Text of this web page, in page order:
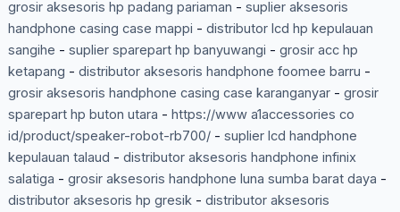
grosir aksesoris hp padang pariaman - suplier aksesoris
handphone casing case mappi - distributor lcd hp kepulauan
sangihe - suplier sparepart hp banyuwangi - grosir acc hp
ketapang - distributor aksesoris handphone foomee barru -
grosir aksesoris handphone casing case karanganyar- grosir
sparepart hp buton utara - https://www a1accessories co
id/product/speaker-robot-rb700/- suplier lcd handphone
kepulauan talaud - distributor aksesoris handphone infinix
salatiga - grosir aksesoris handphone luna sumba barat daya -
distributor aksesoris hp gresik- distributor aksesoris